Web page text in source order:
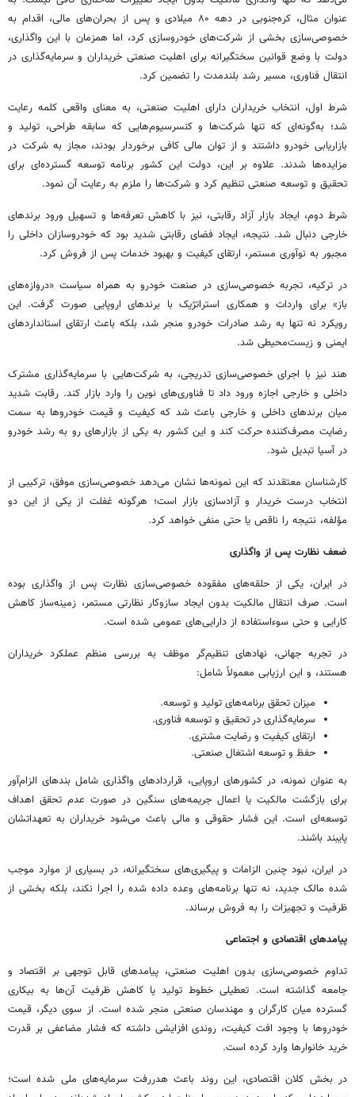
عنوان مثال، کره‌جنوبی در دهه ۸۰ میلادی و پس از بحران‌های مالی، اقدام به
خصوصی‌سازی بخشی از شرکت‌های خودروسازی کرد، اما همزمان با این واگذاری،
دولت با وضع قوانین سختگیرانه برای اهلیت صنعتی خریداران و سرمایه‌گذاری در
انتقال فناوری، مسیر رشد بلندمدت را تضمین کرد.
شرط اول، انتخاب خریداران دارای اهلیت صنعتی، به معنای واقعی کلمه رعایت
شد؛ به‌گونه‌ای که تنها شرکت‌ها و کنسرسیوم‌هایی که سابقه طراحی، تولید و
بازاریابی خودرو داشتند و از توان مالی کافی برخوردار بودند، مجاز به شرکت در
مزایده‌ها شدند. علاوه بر این، دولت این کشور برنامه توسعه گسترده‌ای برای
تحقیق و توسعه صنعتی تنظیم کرد و شرکت‌ها را ملزم به رعایت آن نمود.
شرط دوم، ایجاد بازار آزاد رقابتی، نیز با کاهش تعرفه‌ها و تسهیل ورود برندهای
خارجی دنبال شد. نتیجه، ایجاد فضای رقابتی شدید بود که خودروسازان داخلی را
مجبور به نوآوری مستمر، ارتقای کیفیت و بهبود خدمات پس از فروش کرد.
در ترکیه، تجربه خصوصی‌سازی در صنعت خودرو به همراه سیاست «دروازه‌های
باز» برای واردات و همکاری استراتژیک با برندهای اروپایی صورت گرفت. این
رویکرد نه تنها به رشد صادرات خودرو منجر شد، بلکه باعث ارتقای استانداردهای
ایمنی و زیست‌محیطی شد.
هند نیز با اجرای خصوصی‌سازی تدریجی، به شرکت‌هایی با سرمایه‌گذاری مشترک
داخلی و خارجی اجازه ورود داد تا فناوری‌های نوین را وارد بازار کند. رقابت شدید
میان برندهای داخلی و خارجی باعث شد که کیفیت و قیمت خودروها به سمت
رضایت مصرف‌کننده حرکت کند و این کشور به یکی از بازارهای رو به رشد خودرو
در آسیا تبدیل شود.
کارشناسان معتقدند که این نمونه‌ها نشان می‌دهد خصوصی‌سازی موفق، ترکیبی از
انتخاب درست خریدار و آزادسازی بازار است؛ هرگونه غفلت از یکی از این دو
مؤلفه، نتیجه را ناقص یا حتی منفی خواهد کرد.
ضعف نظارت پس از واگذاری
در ایران، یکی از حلقه‌های مفقوده خصوصی‌سازی نظارت پس از واگذاری بوده
است. صرف انتقال مالکیت بدون ایجاد سازوکار نظارتی مستمر، زمینه‌ساز کاهش
کارایی و حتی سوءاستفاده از دارایی‌های عمومی شده است.
در تجربه جهانی، نهادهای تنظیم‌گر موظف به بررسی منظم عملکرد خریداران
هستند، و این ارزیابی معمولاً شامل:
میزان تحقق برنامه‌های تولید و توسعه.
سرمایه‌گذاری در تحقیق و توسعه فناوری.
ارتقای کیفیت و رضایت مشتری.
حفظ و توسعه اشتغال صنعتی.
به عنوان نمونه، در کشورهای اروپایی، قراردادهای واگذاری شامل بندهای الزام‌آور
برای بازگشت مالکیت یا اعمال جریمه‌های سنگین در صورت عدم تحقق اهداف
توسعه‌ای است. این فشار حقوقی و مالی باعث می‌شود خریداران به تعهداتشان
پایبند باشند.
در ایران، نبود چنین الزامات و پیگیری‌های سختگیرانه، در بسیاری از موارد موجب
شده مالک جدید، نه تنها برنامه‌های وعده داده شده را اجرا نکند، بلکه بخشی از
ظرفیت و تجهیزات را به فروش برساند.
پیامدهای اقتصادی و اجتماعی
تداوم خصوصی‌سازی بدون اهلیت صنعتی، پیامدهای قابل توجهی بر اقتصاد و
جامعه گذاشته است. تعطیلی خطوط تولید یا کاهش ظرفیت آن‌ها به بیکاری
گسترده میان کارگران و مهندسان صنعتی منجر شده است. از سوی دیگر، قیمت
خودروها با وجود افت کیفیت، روندی افزایشی داشته که فشار مضاعفی بر قدرت
خرید خانوارها وارد کرده است.
در بخش کلان اقتصادی، این روند باعث هدررفت سرمایه‌های ملی شده است؛